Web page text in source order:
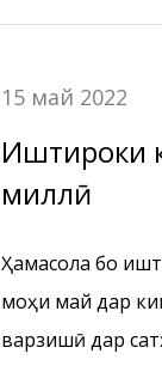
15 май 2022
Иштироки
миллӣ
Ҳамасола бо
моҳи май дар
варзишӣ дар